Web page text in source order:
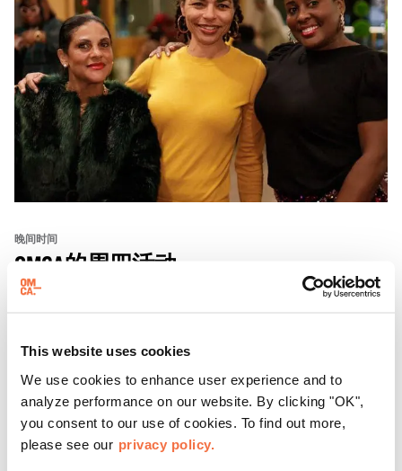
This website uses cookies
We use cookies to enhance user experience and to
analyze performance on our website. By clicking "OK",
you consent to our use of cookies. To find out more,
please see our privacy policy.
晚间时间
OMCA的周四活动
在米歇尔·麦奎因（Michele McQueen）主厨掌勺的Town
Fare Cafe与朋友畅聊，在音乐声中品尝饮品和小食；或者
探索那些在夜幕下焕发活力的展厅，那里将呈现快闪表演、
主题对谈、现场绘画等丰富活动——仅限成人参与！
了解更多